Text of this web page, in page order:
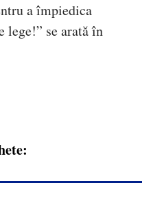
a împiedica
lege!” se arată în